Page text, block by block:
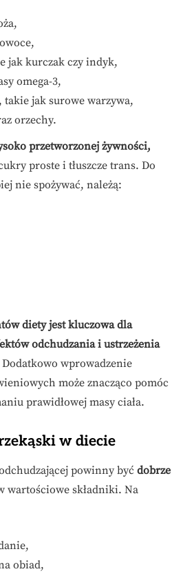
jak kurczak czy indyk,
omega-3,
jak surowe warzywa,
orzechy.
przetworzonej żywności,
proste i tłuszcze trans. Do
nie spożywać, należą:
diety jest kluczowa dla
odchudzania i ustrzeżenia
Dodatkowo wprowadzenie
może znacząco pomóc
prawidłowej masy ciała.
w diecie
powinny być dobrze
wartościowe składniki. Na
obiad,